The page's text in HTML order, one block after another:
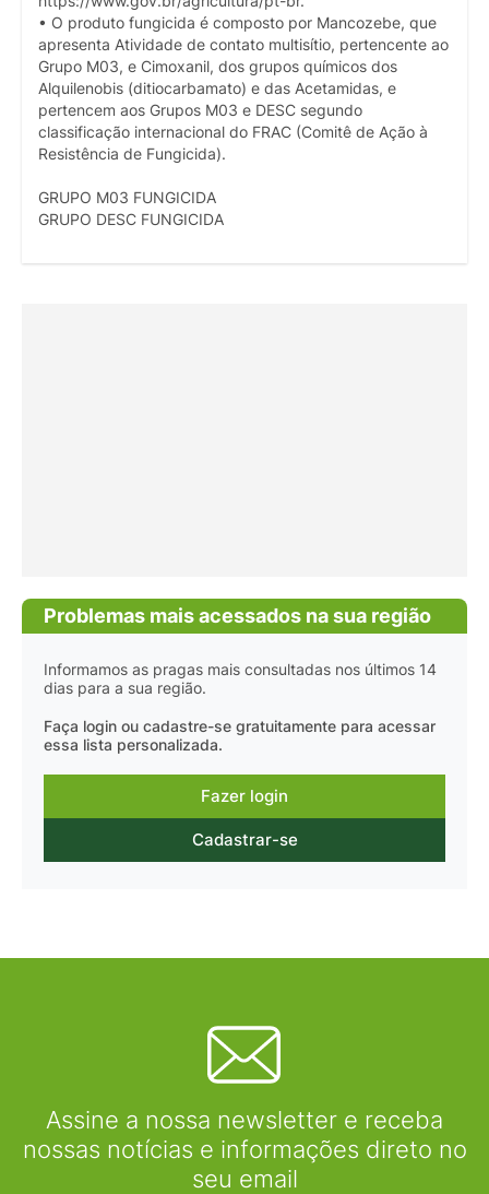
• O produto fungicida é composto por Mancozebe, que
apresenta Atividade de contato multisítio, pertencente ao
Grupo M03, e Cimoxanil, dos grupos químicos dos
Alquilenobis (ditiocarbamato) e das Acetamidas, e
pertencem aos Grupos M03 e DESC segundo
classificação internacional do FRAC (Comitê de Ação à
Resistência de Fungicida).
GRUPO M03 FUNGICIDA
GRUPO DESC FUNGICIDA
Problemas mais acessados na sua região
Informamos as pragas mais consultadas nos últimos 14
dias para a sua região.
Faça login ou cadastre-se gratuitamente para acessar
essa lista personalizada.
Fazer login
Cadastrar-se
Assine a nossa newsletter e receba
nossas notícias e informações direto no
seu email